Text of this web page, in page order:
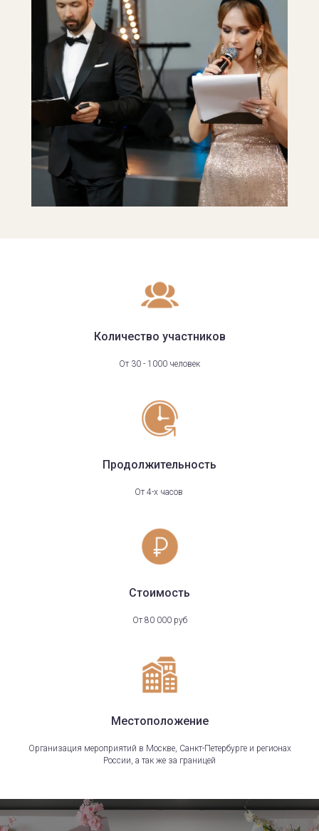
Количество участников
От 30 - 1000 человек
Продолжительность
От 4-х часов
Стоимость
От 80 000 руб
Местоположение
Организация мероприятий в Москве, Санкт-Петербурге и регионах
России, а так же за границей